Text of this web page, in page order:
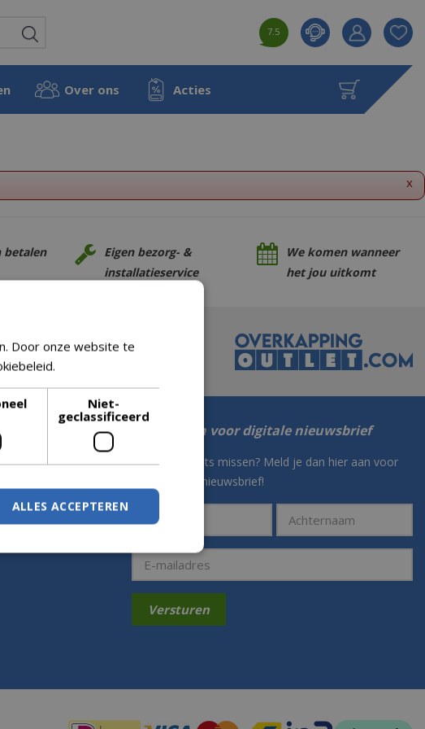
7.5
Product
aan
Over ons Acties
x
betalen
Eigen bezorg- &
installatieservice
We komen wanneer
het jou uitkomt
Aanmelden voor digitale nieuwsbrief
Nooit meer iets missen? Meld je dan hier aan voor
onze digitale nieuwsbrief!
Door onze website te
Niet-
geclassificeerd
ALLES ACCEPTEREN